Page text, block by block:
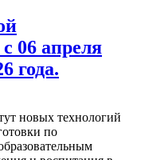
06 апреля
года.
новых технологий
по